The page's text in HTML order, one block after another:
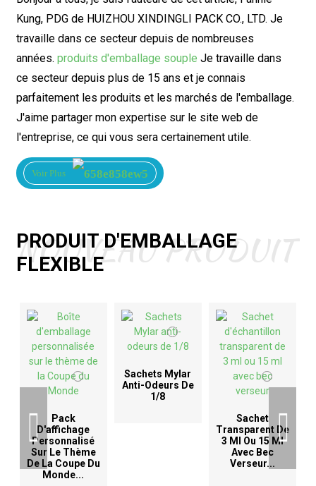
Kung, PDG de HUIZHOU XINDINGLI PACK CO., LTD. Je
travaille dans ce secteur depuis de nombreuses
années. produits d'emballage souple Je travaille dans
ce secteur depuis plus de 15 ans et je connais
parfaitement les produits et les marchés de l'emballage.
J'aime partager mon expertise sur le site web de
l'entreprise, ce qui vous sera certainement utile.
Voir Plus
PRODUIT D'EMBALLAGE
FLEXIBLE
NOUVEAU PRODUIT
Pack
D'affichage
Personnalisé
Sur Le Thème
De La Coupe Du
Monde...
Sachets Mylar
Anti-Odeurs De
1/8
Sachet
Transparent De
3 Ml Ou 15 Ml
Avec Bec
Verseur...